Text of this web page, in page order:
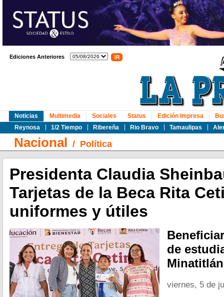
Ediciones Anteriores
Noticias
Reynosa
1/2 Tiempo Ribereña Rio Bravo Tamaulipas
Multimedia Sociales Status Edición Impresa
Nacional / Política
Presidenta Claudia
Tarjetas de la Beca Rita
uniformes y útiles
de
Minatitlán
viernes, 5 de